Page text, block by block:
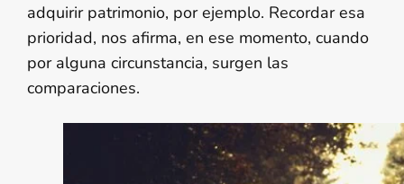
adquirir patrimonio, por ejemplo. Recordar esa
prioridad, nos afirma, en ese momento, cuando
por alguna circunstancia, surgen las
comparaciones.